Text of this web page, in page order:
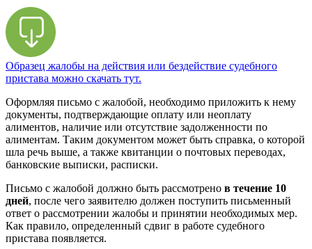
Образец жалобы на действия или бездействие судебного
пристава можно скачать тут.
Оформляя письмо с жалобой, необходимо приложить к нему
документы, подтверждающие оплату или неоплату
алиментов, наличие или отсутствие задолженности по
алиментам. Таким документом может быть справка, о которой
шла речь выше, а также квитанции о почтовых переводах,
банковские выписки, расписки.
Письмо с жалобой должно быть рассмотрено в течение 10
дней, после чего заявителю должен поступить письменный
ответ о рассмотрении жалобы и принятии необходимых мер.
Как правило, определенный сдвиг в работе судебного
пристава появляется.